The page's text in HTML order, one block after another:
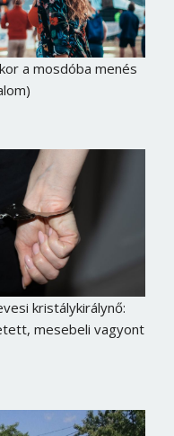
a mosdóba menés
kristálykirálynő:
mesebeli vagyont